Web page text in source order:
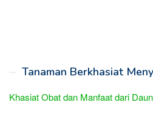
Tanaman Berkhasiat
Khasiat Obat dan Manfaat dari